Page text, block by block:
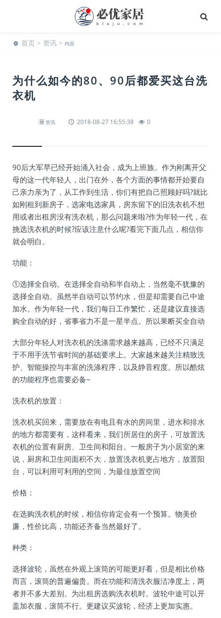
首页 > 资讯 > 内容
为什么如今的80、90后都爱买这台洗
衣机
资讯 2018-08-27 16:55:38 0
90后大军早已经开始涌入社会，成为上班族。作为刚离开父
母的这一代年轻人，出门在外，各个方面的事情都开始要自
己亲力亲为了，从工作到生活，你们有把自己照顾好吗?就比
如刚租到新房子，选家电选家具，房东留下的旧洗衣机不想
用或者出租房没有洗衣机，那么问题来啦?作为年轻一代，在
挑选洗衣机的时候?应该注意什么呢?看完下面几点，相信你
就会明白。
功能：
①选择全自动。在选择全自动和半自动上，当然毫不犹豫的
选择全自动。虽然半自动可以节约水，但是却需要自己中途
加水。作为年轻一代，我们每日工作繁忙，还是建议直接选
购全自动的好，省事省力不是一星半点。所以果断买全自动
大部分年轻人对洗衣机的洗涤需求越来越高，已经不只满足
于不用手洗节省时间的基础要求上。大家越来越关注精致洗
护、智能操控与丰富的洗涤程序，以及静音程度。所以酷炫
的功能程序也需要必备~
洗衣机的放置：
洗衣机买回来，需要放在有电且有水的房间里，进水和排水
的地方都需要有，这样看来，我们所居住的房子，可放置洗
衣机的位置有厨房、卫生间和阳台。一般房子为小居室的来
说，厨房和卫生间面积不大，放置洗衣机更占地方，放置阳
台，可以利用可利用的空间，为最佳放置空间
价格：
在选购洗衣机的时候，相信你肯定会有一个预算。物美价
廉，性价比高，功能还齐备当然最好了。
种类：
选择波轮，虽然在外观上滚筒的可能更好看，但是相比价格
而言，滚筒的普遍偏贵。而在功能和清洗衣服洁净度上，两
者并不多大差别。为出租房选购洗衣机时。波轮中途可以开
盖加衣服，滚筒不行。更建议买波轮，经济上更加实惠。